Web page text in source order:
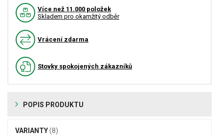
Více než 11.000 položek
Skladem pro okamžitý odběr
Vrácení zdarma
Stovky spokojených zákazníků
POPIS PRODUKTU
VARIANTY(8)